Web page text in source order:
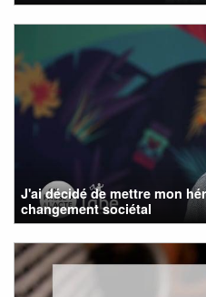
J'ai décidé de mettre mon
changement sociétal